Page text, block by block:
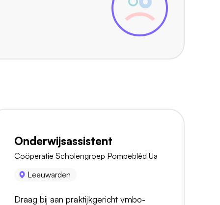
Onderwijsassistent
Coöperatie Scholengroep Pompeblêd Ua
Leeuwarden
Draag bij aan praktijkgericht vmbo-